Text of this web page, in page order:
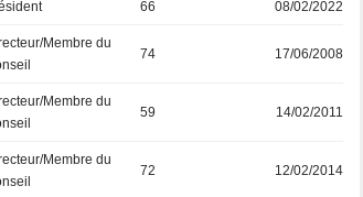
66 08/02/2022
Membre du
74 17/06/2008
Membre du
59 14/02/2011
Membre du
72 12/02/2014